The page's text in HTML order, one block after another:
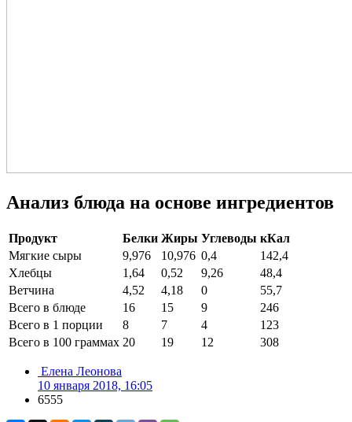
Анализ блюда на основе ингредиентов
Продукт Белки Жиры Углеводы кКал
Мягкие сыры
9,976 10,976 0,4
142,4
Хлебцы
1,64 0,52 9,26
48,4
Ветчина
4,52 4,18 0
55,7
Всего в блюде
16 15 9
246
Всего в 1 порции
8 7 4
123
Всего в 100 граммах 20 19 12 308
Елена Леонова
10 января 2018, 16:05
6555